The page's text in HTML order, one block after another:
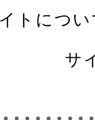
トにつ
サ